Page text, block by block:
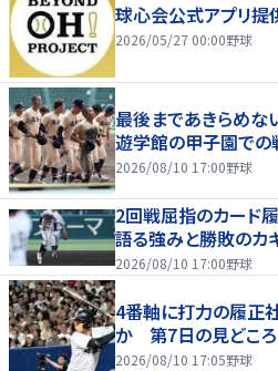
球心会公式アプリ提
2026/05/27 00:00野球
最後まであきらめ
遊学館の甲子園での
2026/08/10 17:00野球
2回戦屈指のカード
語る強みと勝敗のカ
2026/08/10 17:00野球
4番軸に打力の履正
か 第7日の見どころ
2026/08/10 17:05野球